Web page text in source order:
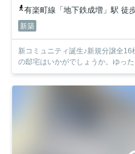
有楽町線「地下鉄成増」駅 徒
新築
新コミュニティ誕生♪新規分譲全
の邸宅はいかがでしょうか。ゆっ